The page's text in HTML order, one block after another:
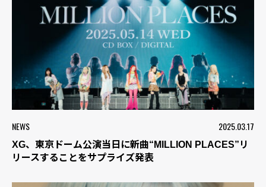
NEWS 2025.03.17
XG、東京ドーム公演当日に新曲“MILLION PLACES”リ
リースすることをサプライズ発表